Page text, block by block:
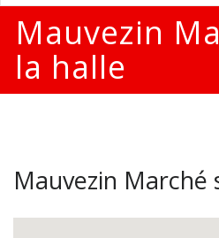
Mauvezin
la halle
Mauvezin Marché